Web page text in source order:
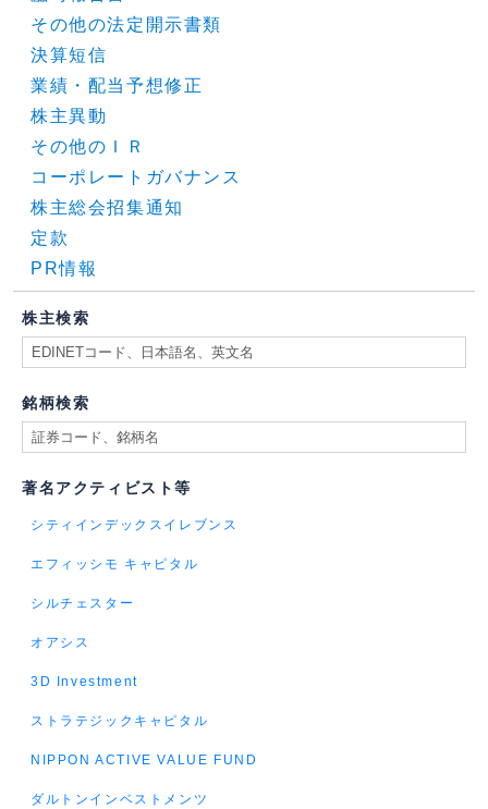
その他の法定開示書類
決算短信
業績・配当予想修正
株主異動
その他のＩＲ
コーポレートガバナンス
株主総会招集通知
定款
PR情報
株主検索
銘柄検索
著名アクティビスト等
シティインデックスイレブンス
エフィッシモ キャピタル
シルチェスター
オアシス
3D Investment
ストラテジックキャピタル
NIPPON ACTIVE VALUE FUND
ダルトンインベストメンツ